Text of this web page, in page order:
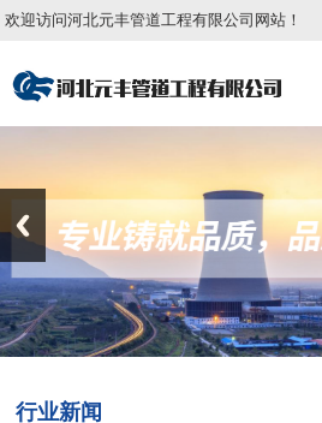
欢迎访问河北元丰管道工程有限公司网站！
行业新闻